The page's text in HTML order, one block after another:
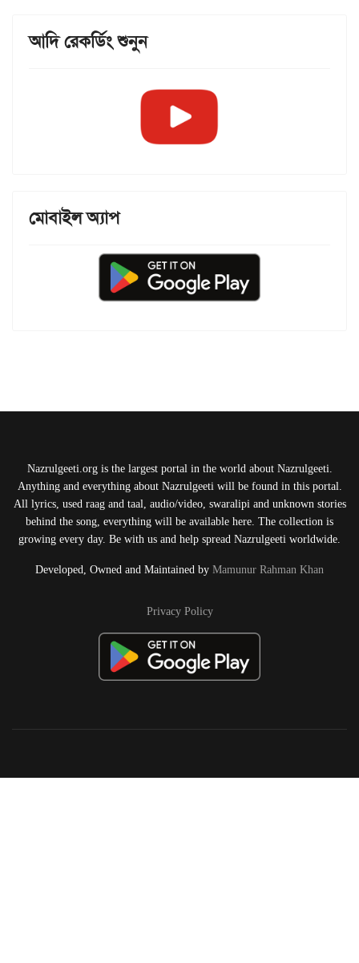
আদি রেকর্ডিং শুনুন
মোবাইল অ্যাপ
Nazrulgeeti.org is the largest portal in the world about Nazrulgeeti.
Anything and everything about Nazrulgeeti will be found in this portal.
All lyrics, used raag and taal, audio/video, swaralipi and unknown stories
behind the song, everything will be available here. The collection is
growing every day. Be with us and help spread Nazrulgeeti worldwide.
Developed, Owned and Maintained by Mamunur Rahman Khan
Privacy Policy